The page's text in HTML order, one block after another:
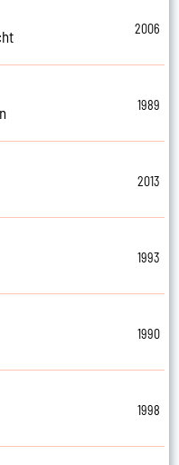
2006
1989
2013
1993
1990
1998